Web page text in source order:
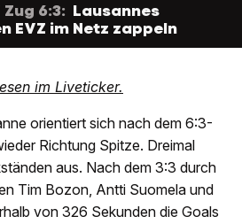
Zug 6:3: Lausannes
EVZ im Netz zappeln
im Liveticker.
orientiert sich nach dem 6:3-
Richtung Spitze. Dreimal
aus. Nach dem 3:3 durch
Tim Bozon, Antti Suomela und
von 326 Sekunden die Goals